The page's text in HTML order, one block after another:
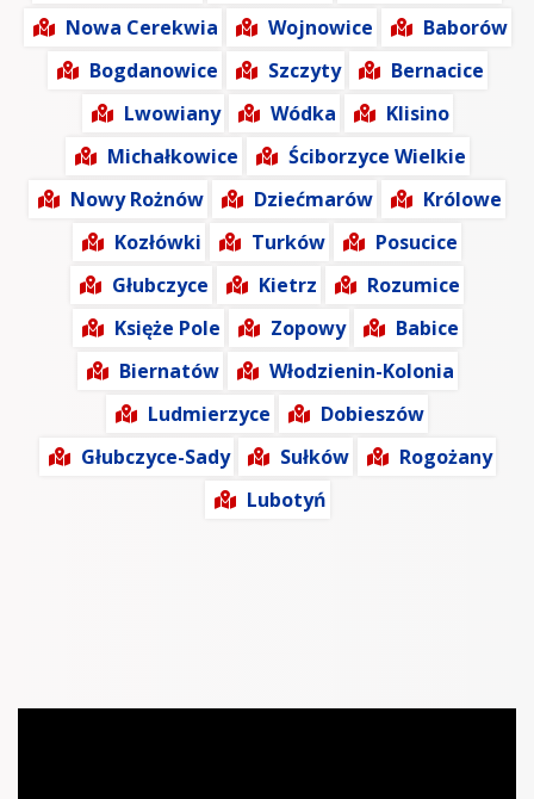
Nowa Cerekwia
Wojnowice
Baborów
Bogdanowice
Szczyty
Bernacice
Lwowiany
Wódka
Klisino
Michałkowice
Ściborzyce Wielkie
Nowy Rożnów
Dziećmarów
Królowe
Kozłówki
Turków
Posucice
Głubczyce
Kietrz
Rozumice
Księże Pole
Zopowy
Babice
Biernatów
Włodzienin-Kolonia
Ludmierzyce
Dobieszów
Głubczyce-Sady
Sułków
Rogożany
Lubotyń